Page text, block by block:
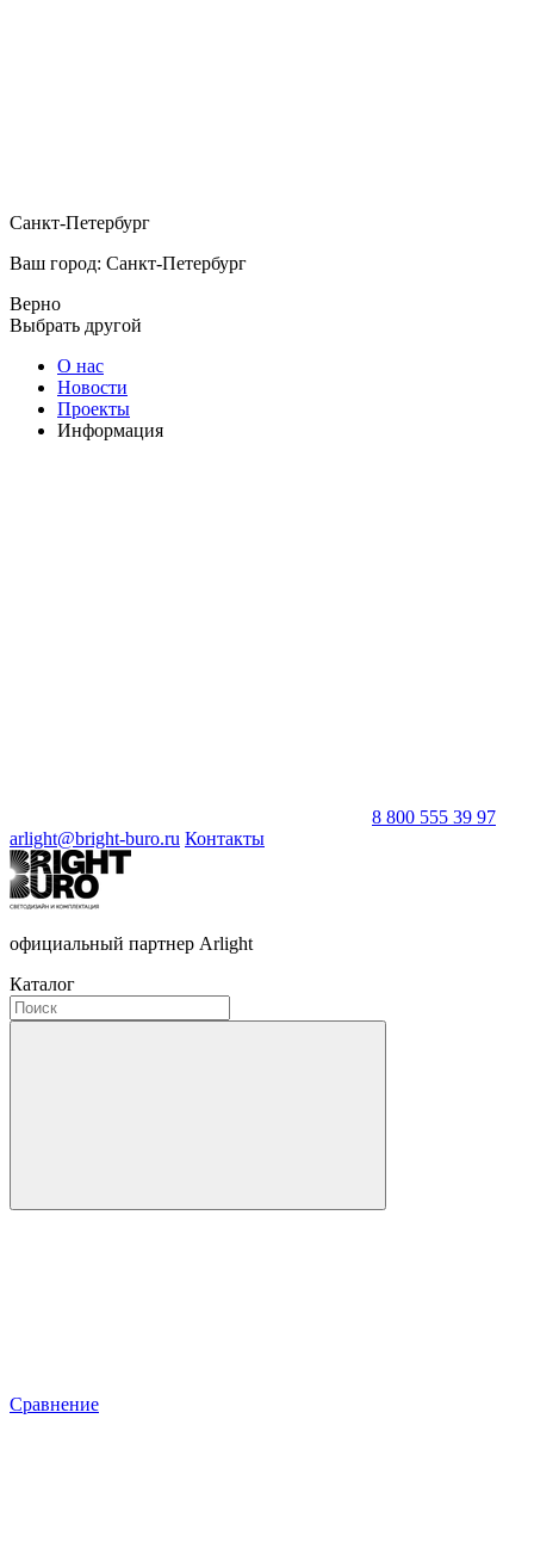
Санкт-Петербург
Ваш город: Санкт-Петербург
Верно
Выбрать другой
О нас
Новости
Проекты
Информация
8 800 555 39 97
arlight@bright-buro.ru Контакты
официальный партнер Arlight
Каталог
Сравнение